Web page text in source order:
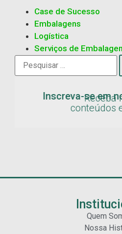
Case de Sucesso
Embalagens
Logística
Serviços de
Inscreva-se em
Receba
conteúdos
Quem
Nossa